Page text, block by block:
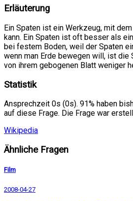
Erläuterung
Ein Spaten ist ein Werkzeug, mit
kann. Ein Spaten ist oft besser als
bei festem Boden, weil der Spaten
wenn man Erde bewegen will, ist die
von ihrem gebogenen Blatt weniger
Statistik
Ansprechzeit 0s (0s). 91% haben
auf diese Frage. Die Frage war
Wikipedia
Ähnliche Fragen
Film
2008-04-27